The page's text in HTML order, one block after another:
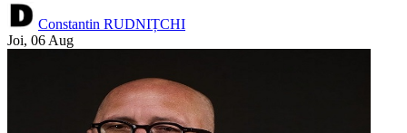
Constantin RUDNIȚCHI
Joi, 06 Aug